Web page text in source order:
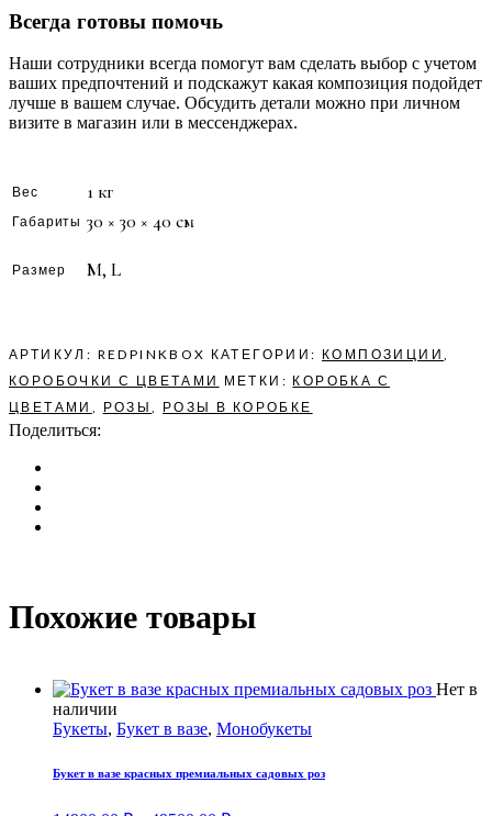
Всегда готовы помочь
Наши сотрудники всегда помогут вам сделать выбор с учетом
ваших предпочтений и подскажут какая композиция подойдет
лучше в вашем случае. Обсудить детали можно при личном
визите в магазин или в мессенджерах.
Вес 1 кг
Габариты 30 × 30 × 40 см
Размер M, L
АРТИКУЛ: REDPINKBOX КАТЕГОРИИ: КОМПОЗИЦИИ,
КОРОБОЧКИ С ЦВЕТАМИ МЕТКИ: КОРОБКА С
ЦВЕТАМИ , РОЗЫ, РОЗЫ В КОРОБКЕ
Поделиться:
Похожие товары
Нет в
наличии
товар
Букеты, Букет в вазе, Монобукеты
Букет в вазе красных премиальных садовых роз